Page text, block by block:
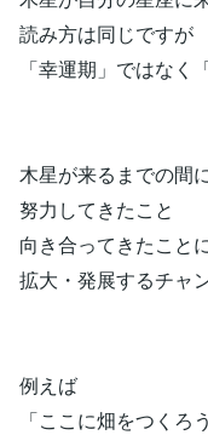
読み方は同じですが
「幸運期」ではなく
木星が来るまでの間
努力してきたこと
向き合ってきたこと
拡大・発展するチャ
例えば
「ここに畑をつくろ